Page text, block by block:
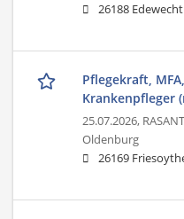
26188 Edewecht
Pflegekraft,
Krankenpfleger
25.07.2026,
Oldenburg
26169